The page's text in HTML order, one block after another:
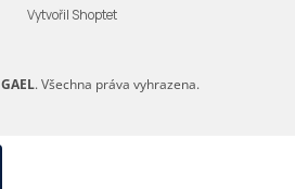
Vytvořil Shoptet
GAEL. Všechna práva vyhrazena.